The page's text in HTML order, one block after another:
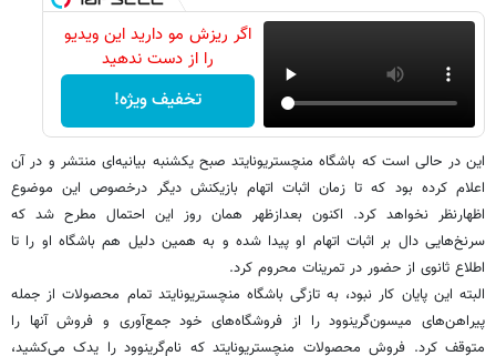
اگر ریزش مو دارید این ویدیو
را از دست ندهید
تخفیف ویژه!
این در حالی است که باشگاه منچستریونایتد صبح یکشنبه بیانیه‌ای منتشر و در آن
اعلام کرده بود که تا زمان اثبات اتهام بازیکنش دیگر درخصوص این موضوع
اظهارنظر نخواهد کرد. اکنون بعدازظهر همان روز این احتمال مطرح شد که
سرنخ‌هایی دال بر اثبات اتهام او پیدا شده و به همین دلیل هم باشگاه او را تا
اطلاع ثانوی از حضور در تمرینات محروم کرد.
البته این پایان کار نبود، به تازگی باشگاه منچستریونایتد تمام محصولات از جمله
پیراهن‌های میسون‌گرینوود را از فروشگاه‌های خود جمع‌آوری و فروش آنها را
متوقف کرد. فروش محصولات منچستریونایتد که نام‌گرینوود را یدک می‌کشید،